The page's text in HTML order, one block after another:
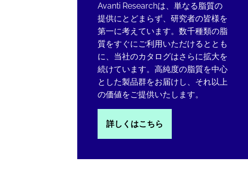
Avanti Researchは、単なる脂質の
提供にとどまらず、研究者の皆様を
第一に考えています。数千種類の脂
質をすぐにご利用いただけるととも
に、当社のカタログはさらに拡大を
続けています。高純度の脂質を中心
とした製品群をお届けし、それ以上
の価値をご提供いたします。
詳しくはこちら